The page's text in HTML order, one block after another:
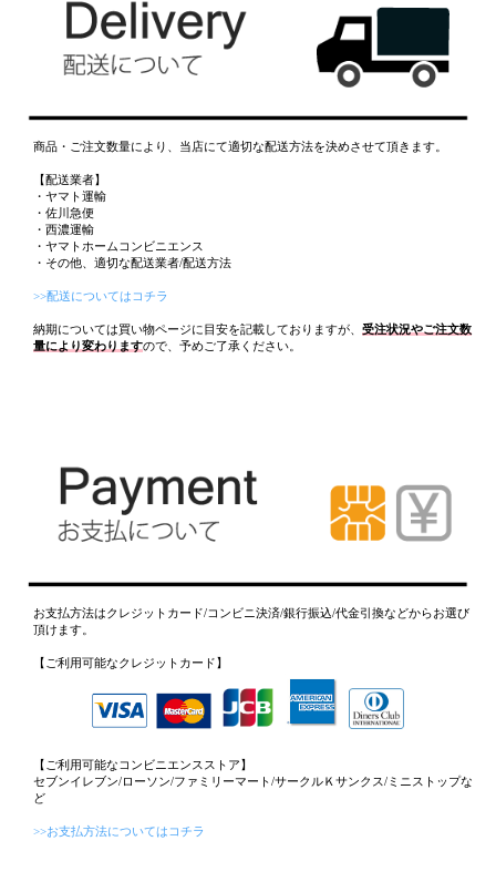
商品・ご注文数量により、当店にて適切な配送方法を決めさせて頂きます。
【配送業者】
・ヤマト運輸
・佐川急便
・西濃運輸
・ヤマトホームコンビニエンス
・その他、適切な配送業者/配送方法
>>配送についてはコチラ
納期については買い物ページに目安を記載しておりますが、 受注状況やご注文数
量により変わりますので、予めご了承ください。
お支払方法はクレジットカード/コンビニ決済/銀行振込/代金引換などからお選び
頂けます。
【ご利用可能なクレジットカード】
【ご利用可能なコンビニエンスストア】
セブンイレブン/ローソン/ファミリーマート/サークルＫサンクス/ミニストップな
ど
>>お支払方法についてはコチラ